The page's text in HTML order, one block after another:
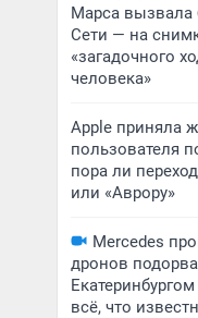
Марса вызвала
Сети — на
«загадочного
человека»
Apple приняла
пользователя
пора ли
или «Аврору»
Mercedes
дронов
всё, что